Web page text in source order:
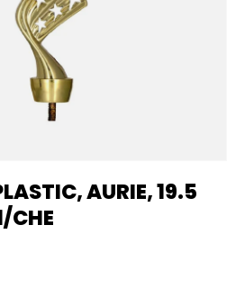
AURIE, 19.5
CHE